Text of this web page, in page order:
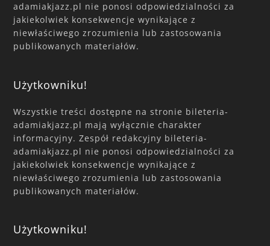
adamiakjazz.pl nie ponosi odpowiedzialności za
jakiekolwiek konsekwencje wynikające z
niewłaściwego zrozumienia lub zastosowania
publikowanych materiałów.
Użytkowniku!
Wszystkie treści dostępne na stronie bileteria-
adamiakjazz.pl mają wyłącznie charakter
informacyjny. Zespół redakcyjny bileteria-
adamiakjazz.pl nie ponosi odpowiedzialności za
jakiekolwiek konsekwencje wynikające z
niewłaściwego zrozumienia lub zastosowania
publikowanych materiałów.
Użytkowniku!